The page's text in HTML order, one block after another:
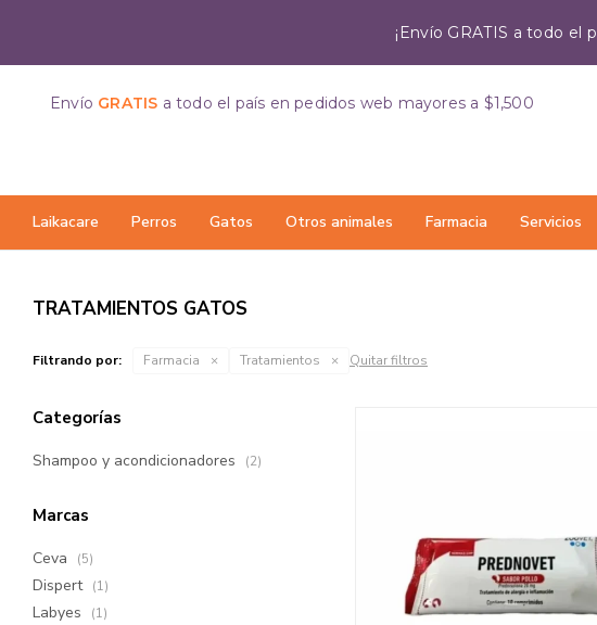
¡Envío GRATIS a todo el
Laikacare Perros Gatos Otros animales Farmacia Servicios
Envío GRATIS a todo el país en pedidos web mayores a $1,500
TRATAMIENTOS GATOS
Filtrando por: Farmacia Tratamientos Quitar filtros
Categorías
Shampoo y acondicionadores (2)
Marcas
Ceva (5)
Dispert (1)
Labyes (1)